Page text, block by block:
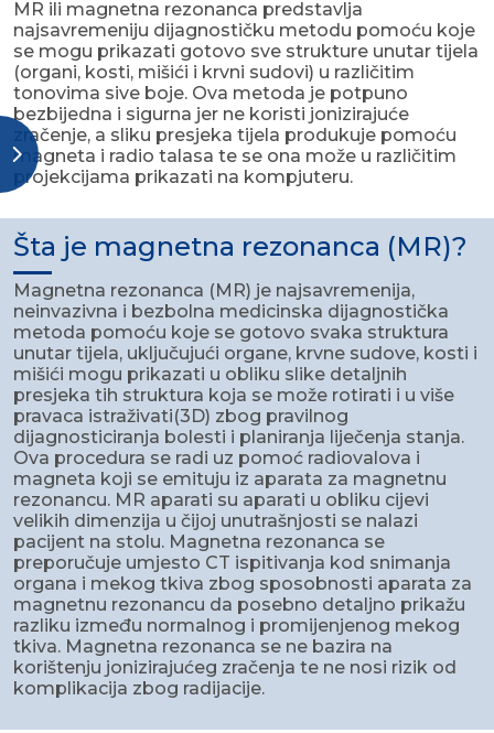
MR ili magnetna rezonanca predstavlja
najsavremeniju dijagnostičku metodu pomoću koje
se mogu prikazati gotovo sve strukture unutar tijela
(organi, kosti, mišići i krvni sudovi) u različitim
tonovima sive boje. Ova metoda je potpuno
bezbijedna i sigurna jer ne koristi jonizirajuće
zračenje, a sliku presjeka tijela produkuje pomoću
magneta i radio talasa te se ona može u različitim
projekcijama prikazati na kompjuteru.
Šta je magnetna rezonanca (MR)?
Magnetna rezonanca (MR) je najsavremenija,
neinvazivna i bezbolna medicinska dijagnostička
metoda pomoću koje se gotovo svaka struktura
unutar tijela, uključujući organe, krvne sudove, kosti i
mišići mogu prikazati u obliku slike detaljnih
presjeka tih struktura koja se može rotirati i u više
pravaca istraživati(3D) zbog pravilnog
dijagnosticiranja bolesti i planiranja liječenja stanja.
Ova procedura se radi uz pomoć radiovalova i
magneta koji se emituju iz aparata za magnetnu
rezonancu. MR aparati su aparati u obliku cijevi
velikih dimenzija u čijoj unutrašnjosti se nalazi
pacijent na stolu. Magnetna rezonanca se
preporučuje umjesto CT ispitivanja kod snimanja
organa i mekog tkiva zbog sposobnosti aparata za
magnetnu rezonancu da posebno detaljno prikažu
razliku između normalnog i promijenjenog mekog
tkiva. Magnetna rezonanca se ne bazira na
korištenju jonizirajućeg zračenja te ne nosi rizik od
komplikacija zbog radijacije.